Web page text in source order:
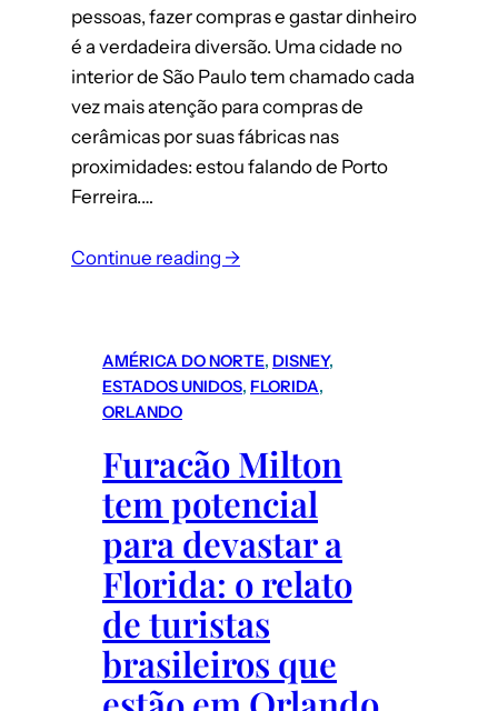
pessoas, fazer compras e gastar dinheiro
é a verdadeira diversão. Uma cidade no
interior de São Paulo tem chamado cada
vez mais atenção para compras de
cerâmicas por suas fábricas nas
proximidades: estou falando de Porto
Ferreira.…
Continue reading →:
–
(interior
de
SP):
dicas
para
comprar
porcelana
mais
AMÉRICA DO NORTE, DISNEY
ESTADOS UNIDOS, FLORIDA
ORLANDO
Furacão Milton
tem potencial
para devastar a
Florida: o relato
de turistas
brasileiros que